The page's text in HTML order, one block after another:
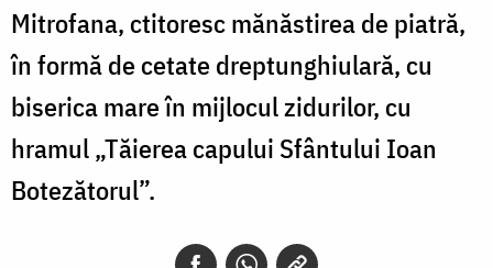
Mitrofana, ctitoresc mănăstirea de piatră,
în formă de cetate dreptunghiulară, cu
biserica mare în mijlocul zidurilor, cu
hramul „Tăierea capului Sfântului Ioan
Botezătorul”.